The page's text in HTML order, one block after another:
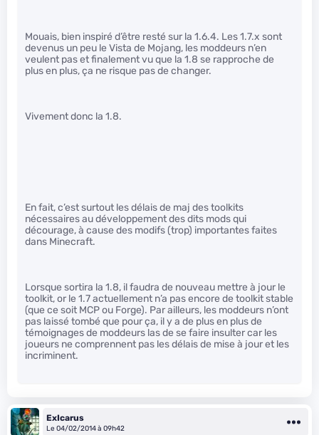
Mouais, bien inspiré d’être resté sur la 1.6.4. Les 1.7.x sont
devenus un peu le Vista de Mojang, les moddeurs n’en
veulent pas et finalement vu que la 1.8 se rapproche de
plus en plus, ça ne risque pas de changer.
Vivement donc la 1.8.
En fait, c’est surtout les délais de maj des toolkits
nécessaires au développement des dits mods qui
décourage, à cause des modifs (trop) importantes faites
dans Minecraft.
Lorsque sortira la 1.8, il faudra de nouveau mettre à jour le
toolkit, or le 1.7 actuellement n’a pas encore de toolkit stable
(que ce soit MCP ou Forge). Par ailleurs, les moddeurs n’ont
pas laissé tombé que pour ça, il y a de plus en plus de
témoignages de moddeurs las de se faire insulter car les
joueurs ne comprennent pas les délais de mise à jour et les
incriminent.
ExIcarus
Le 04/02/2014 à 09h42